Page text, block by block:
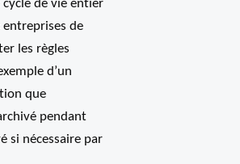
de vie entier
de
les règles
d’un
que
pendant
si nécessaire par